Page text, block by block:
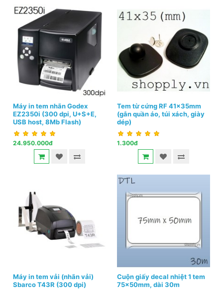
Máy in tem nhãn Godex
EZ2350i (300 dpi, U+S+E,
USB host, 8Mb Flash)
24.950.000đ
Tem từ cứng RF 41x35mm
(gắn quần áo, túi xách, giày
dép)
1.300đ
Máy in tem vải (nhãn vải)
Sbarco T43R (300 dpi)
Cuộn giấy decal nhiệt 1 tem
75x50mm, dài 30m